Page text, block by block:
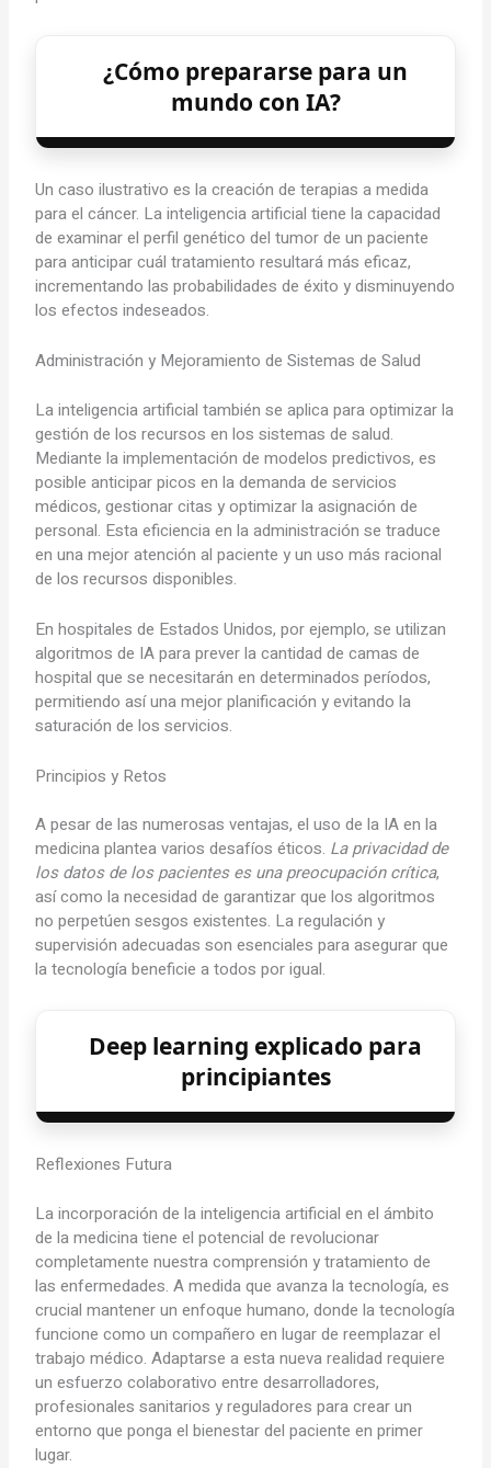
¿Cómo prepararse para un
mundo con IA?
Un caso ilustrativo es la creación de terapias a medida
para el cáncer. La inteligencia artificial tiene la capacidad
de examinar el perfil genético del tumor de un paciente
para anticipar cuál tratamiento resultará más eficaz,
incrementando las probabilidades de éxito y disminuyendo
los efectos indeseados.
Administración y Mejoramiento de Sistemas de Salud
La inteligencia artificial también se aplica para optimizar la
gestión de los recursos en los sistemas de salud.
Mediante la implementación de modelos predictivos, es
posible anticipar picos en la demanda de servicios
médicos, gestionar citas y optimizar la asignación de
personal. Esta eficiencia en la administración se traduce
en una mejor atención al paciente y un uso más racional
de los recursos disponibles.
En hospitales de Estados Unidos, por ejemplo, se utilizan
algoritmos de IA para prever la cantidad de camas de
hospital que se necesitarán en determinados períodos,
permitiendo así una mejor planificación y evitando la
saturación de los servicios.
Principios y Retos
A pesar de las numerosas ventajas, el uso de la IA en la
medicina plantea varios desafíos éticos. La privacidad de
los datos de los pacientes es una preocupación crítica,
así como la necesidad de garantizar que los algoritmos
no perpetúen sesgos existentes. La regulación y
supervisión adecuadas son esenciales para asegurar que
la tecnología beneficie a todos por igual.
Deep learning explicado para
principiantes
Reflexiones Futura
La incorporación de la inteligencia artificial en el ámbito
de la medicina tiene el potencial de revolucionar
completamente nuestra comprensión y tratamiento de
las enfermedades. A medida que avanza la tecnología, es
crucial mantener un enfoque humano, donde la tecnología
funcione como un compañero en lugar de reemplazar el
trabajo médico. Adaptarse a esta nueva realidad requiere
un esfuerzo colaborativo entre desarrolladores,
profesionales sanitarios y reguladores para crear un
entorno que ponga el bienestar del paciente en primer
lugar.